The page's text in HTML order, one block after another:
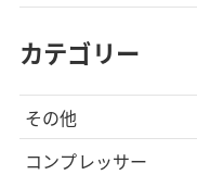
カテゴリー
その他
コンプレッサー